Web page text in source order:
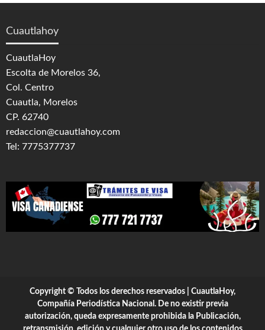
Cuautlahoy
CuautlaHoy
Escolta de Morelos 36,
Col. Centro
Cuautla, Morelos
CP. 62740
redaccion@cuautlahoy.com
Tel: 7775377737
Copyright © Todos los derechos reservados | CuautlaHoy,
Compañía Periodística Nacional. De no existir previa
autorización, queda expresamente prohibida la Publicación,